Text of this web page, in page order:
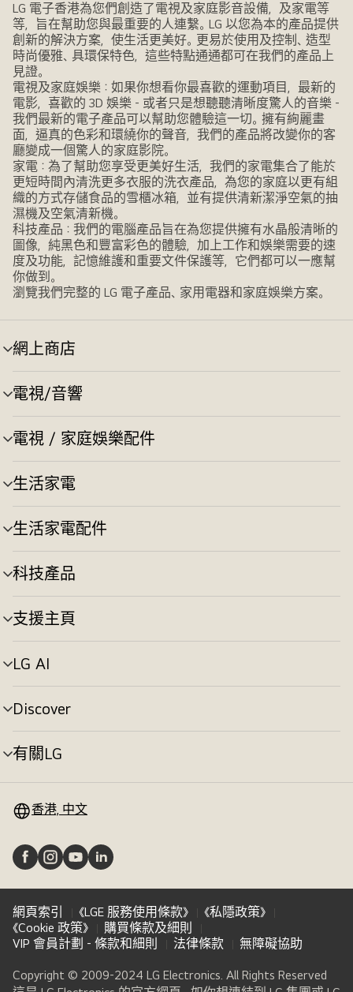
LG 電子香港為您們創造了電視及家庭影音設備，及家電等
等，旨在幫助您與最重要的人連繫。LG 以您為本的產品提供
創新的解決方案，使生活更美好。更易於使用及控制、造型
時尚優雅、具環保特色，這些特點通通都可在我們的產品上
見證。
電視及家庭娛樂：如果你想看你最喜歡的運動項目，最新的
電影，喜歡的 3D 娛樂 - 或者只是想聽聽清晰度驚人的音樂 -
我們最新的電子產品可以幫助您體驗這一切。擁有絢麗畫
面，逼真的色彩和環繞你的聲音，我們的產品將改變你的客
廳變成一個驚人的家庭影院。
家電：為了幫助您享受更美好生活，我們的家電集合了能於
更短時間內清洗更多衣服的洗衣產品，為您的家庭以更有組
織的方式存儲食品的雪櫃冰箱，並有提供清新潔淨空氣的抽
濕機及空氣清新機。
科技產品：我們的電腦產品旨在為您提供擁有水晶般清晰的
圖像，純黑色和豐富彩色的體驗，加上工作和娛樂需要的速
度及功能，記憶維護和重要文件保護等，它們都可以一應幫
你做到。
瀏覽我們完整的 LG 電子產品、家用電器和家庭娛樂方案。
網上商店
選
單
切
換
電視/音響
選
單
切
換
電視 / 家庭娛樂配件
選
單
切
換
生活家電
選
單
切
換
生活家電配件
選
單
切
換
科技產品
選
單
切
換
支援主頁
選
單
切
換
LG AI
選
單
切
換
Discover
選
單
切
換
有關LG
選
換 香港, 中文
網頁索引 《LGE 服務使用條款》
《私隱政策》
《Cookie 政策》
購買條款及細則
VIP 會員計劃 - 條款和細則
法律條款 無障礙協助
Copyright © 2009-2024 LG Electronics. All Rights Reserved